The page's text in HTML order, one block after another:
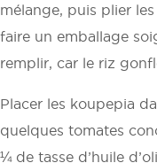
mélange, puis plier
faire un emballage
remplir, car le riz
Placer les koupepia
quelques tomates
¼ de tasse d’huile